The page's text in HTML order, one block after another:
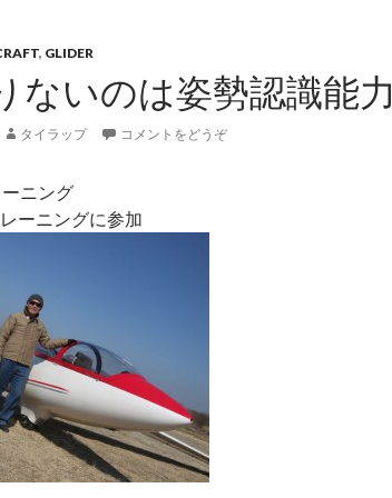
, GLIDER
ないのは姿勢認識能力
タイラップ コメントをどうぞ
ニング
ーニングに参加